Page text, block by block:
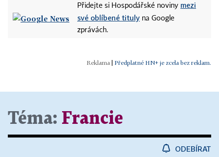
Přidejte si Hospodářské noviny mezi
své oblíbené tituly na Google
zprávách.
Předplatné HN+ je zcela bez reklam.
Téma: Francie
ODEBÍRAT